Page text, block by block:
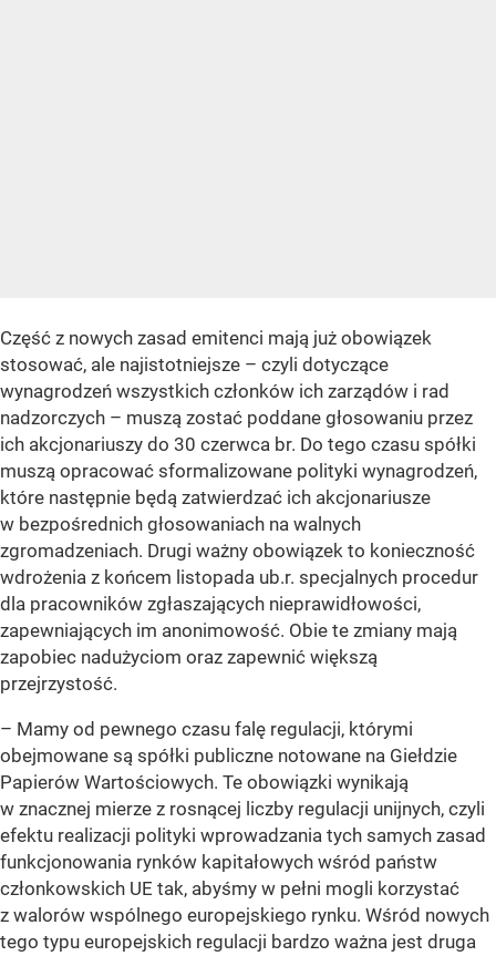
Część z nowych zasad emitenci mają już obowiązek
stosować, ale najistotniejsze – czyli dotyczące
wynagrodzeń wszystkich członków ich zarządów i rad
nadzorczych – muszą zostać poddane głosowaniu przez
ich akcjonariuszy do 30 czerwca br. Do tego czasu spółki
muszą opracować sformalizowane polityki wynagrodzeń,
które następnie będą zatwierdzać ich akcjonariusze
w bezpośrednich głosowaniach na walnych
zgromadzeniach. Drugi ważny obowiązek to konieczność
wdrożenia z końcem listopada ub.r. specjalnych procedur
dla pracowników zgłaszających nieprawidłowości,
zapewniających im anonimowość. Obie te zmiany mają
zapobiec nadużyciom oraz zapewnić większą
przejrzystość.
– Mamy od pewnego czasu falę regulacji, którymi
obejmowane są spółki publiczne notowane na Giełdzie
Papierów Wartościowych. Te obowiązki wynikają
w znacznej mierze z rosnącej liczby regulacji unijnych, czyli
efektu realizacji polityki wprowadzania tych samych zasad
funkcjonowania rynków kapitałowych wśród państw
członkowskich UE tak, abyśmy w pełni mogli korzystać
z walorów wspólnego europejskiego rynku. Wśród nowych
tego typu europejskich regulacji bardzo ważna jest druga